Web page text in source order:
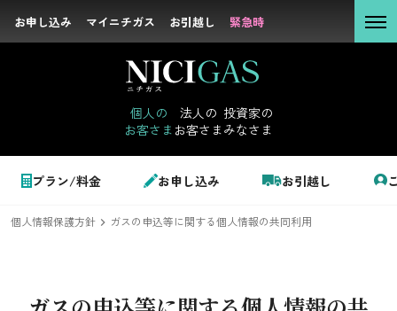
お申し込み マイニチガス お引越し 緊急時
個人の
お客さま
法人の
お客さま
投資家の
みなさま
プラン/料金 お申し込み お引越し
お申し込み マイニチガス お引越し 緊急時
個人のお客さま
でガ割のご案内
お客さま
みなさま
個人情報保護方針 ガスの申込等に関する個人情報の共同利用